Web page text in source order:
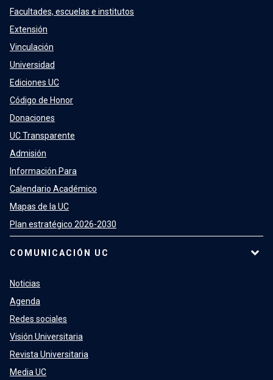
Facultades, escuelas e institutos
Extensión
Vinculación
Universidad
Ediciones UC
Código de Honor
Donaciones
UC Transparente
Admisión
Información Para
Calendario Académico
Mapas de la UC
Plan estratégico 2026-2030
COMUNICACIÓN UC
Noticias
Agenda
Redes sociales
Visión Universitaria
Revista Universitaria
Media UC